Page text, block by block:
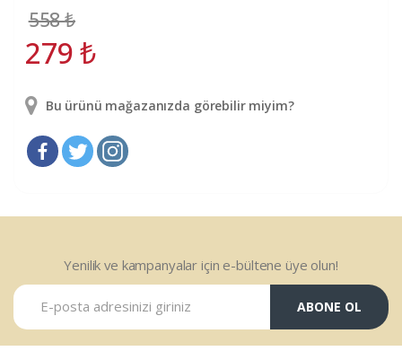
558₺
279₺
Bu ürünü mağazanızda görebilir miyim?
Yenilik ve kampanyalar için e-bültene üye olun!
ABONE OL